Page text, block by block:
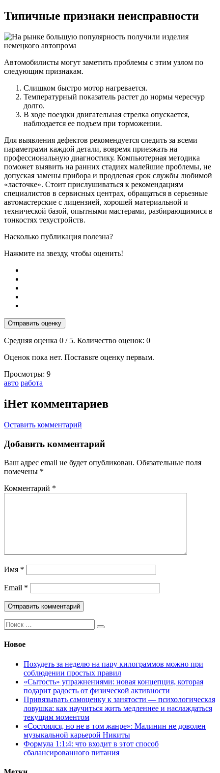
Типичные признаки неисправности
Автомобилисты могут заметить проблемы с этим узлом по
следующим признакам.
Слишком быстро мотор нагревается.
Температурный показатель растет до нормы чересчур
долго.
В ходе поездки двигательная стрелка опускается,
наблюдается ее подъем при торможении.
Для выявления дефектов рекомендуется следить за всеми
параметрами каждой детали, вовремя приезжать на
профессиональную диагностику. Компьютерная методика
поможет выявить на ранних стадиях малейшие проблемы, не
допуская замены прибора и продлевая срок службы любимой
«ласточке». Стоит прислушиваться к рекомендациям
специалистов в сервисных центрах, обращаться в серьезные
автомастерские с лицензией, хорошей материальной и
технической базой, опытными мастерами, разбирающимися в
тонкостях техустройств.
Насколько публикация полезна?
Нажмите на звезду, чтобы оценить!
Отправить оценку
Средняя оценка 0 / 5. Количество оценок: 0
Оценок пока нет. Поставьте оценку первым.
Просмотры: 9
Тэги:
авто работа
iНет комментариев
Оставить комментарий
Добавить комментарий
Ваш адрес email не будет опубликован. Обязательные поля
помечены *
Комментарий *
Имя *
Email *
Поиск:
Новое
Похудеть за неделю на пару килограммов можно при
соблюдении простых правил
«Сытость» упражнениями: новая концепция, которая
подарит радость от физической активности
Привязывать самоценку к занятости — психологическая
ловушка: как научиться жить медленнее и наслаждаться
текущим моментом
«Состоялся, но не в том жанре»: Малинин не доволен
музыкальной карьерой Никиты
Формула 1:1:4: что входит в этот способ
сбалансированного питания